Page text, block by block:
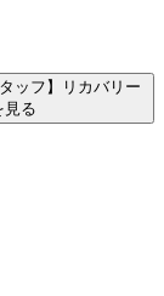
ッフ】リカバリー
見る